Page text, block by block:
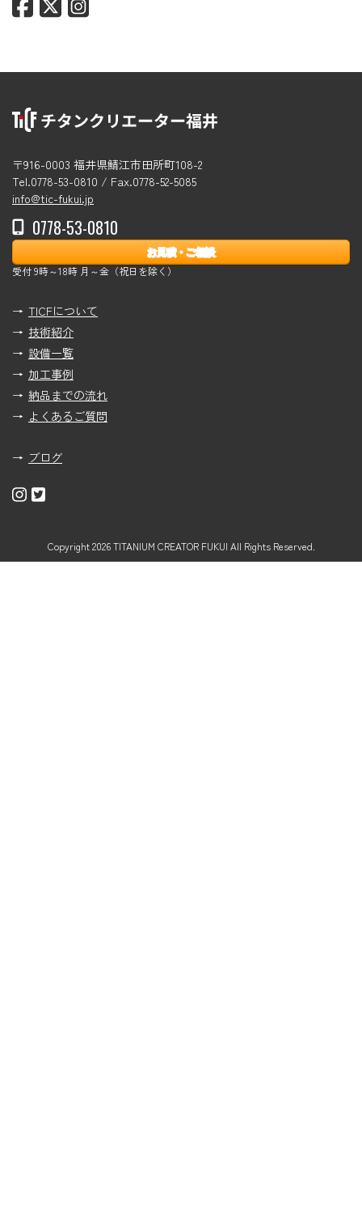
〒916-0003 福井県鯖江市田所町108-2
Tel.0778-53-0810 / Fax.0778-52-5085
info@tic-fukui.jp
0778-53-0810
お見積・ご相談
受付 9時～18時 月～金（祝日を除く）
TICFについて
技術紹介
設備一覧
加工事例
納品までの流れ
よくあるご質問
ブログ
Copyright 2026 TITANIUM CREATOR FUKUI All Rights Reserved.